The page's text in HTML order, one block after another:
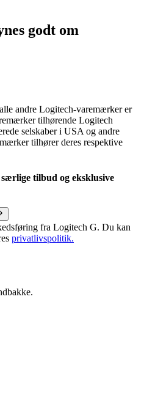
godt om
andre Logitech-varemærker er
tilhørende Logitech
selskaber i USA og andre
tilhører deres respektive
tilbud og eksklusive
fra Logitech G. Du kan
privatlivspolitik.